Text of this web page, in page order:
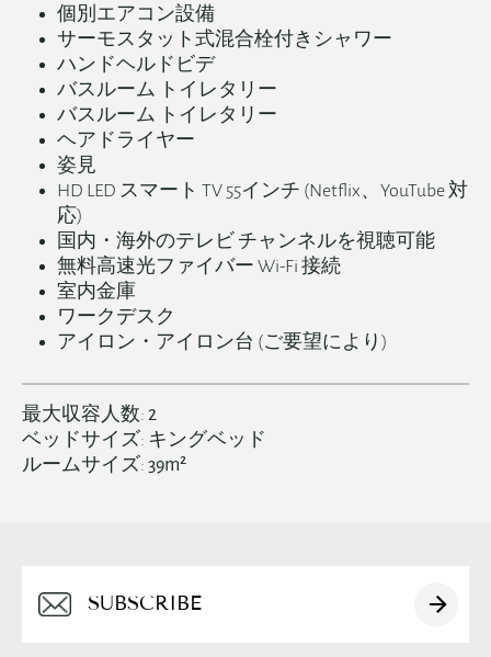
English
简体中文
個別エアコン設備
サーモスタット式混合栓付きシャワー
ハンドヘルドビデ
バスルーム トイレタリー
バスルーム トイレタリー
ヘアドライヤー
姿見
HD LED スマート TV 55インチ (Netflix、YouTube 対
応)
国内・海外のテレビ チャンネルを視聴可能
無料高速光ファイバー Wi-Fi 接続
室内金庫
ワークデスク
アイロン・アイロン台 (ご要望により)
最大収容人数: 2
ベッドサイズ: キングベッド
ルームサイズ: 39m²
Alternative: